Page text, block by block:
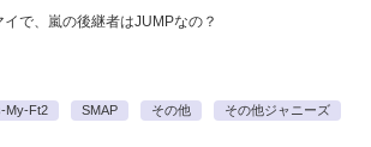
で、嵐の後継者はJUMPなの？
My-Ft2 SMAP その他
その他ジャニーズ